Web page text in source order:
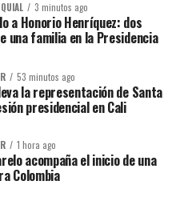
3 minutos ago
a Honorio Henríquez: dos
una familia en la Presidencia
53 minutos ago
la representación de Santa
presidencial en Cali
1 hora ago
acompaña el inicio de una
Colombia